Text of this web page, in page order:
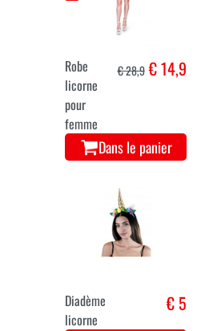
Robe
licorne
pour
femme
€ 28,9€ 14,9
Dans le panier
Diadème
licorne
€ 5